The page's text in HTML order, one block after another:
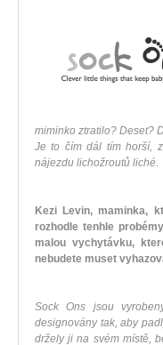
miminko ztratilo? Deset?
Je to čím dál tím horší,
nájezdu lichožroutů liché.
Kezi Levin, maminka,
rozhodle tenhle
malou vychytávku,
nebudete muset
Sock Ons jsou
designovány tak, aby
držely ji na svém místě,